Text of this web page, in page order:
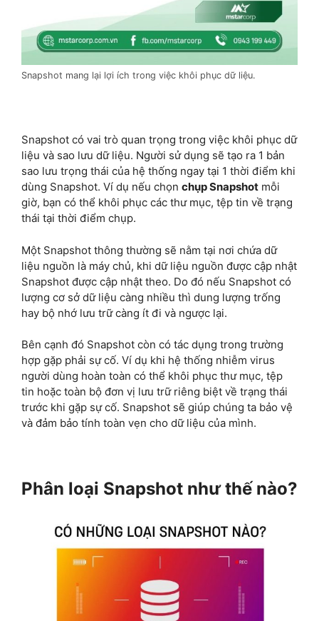
Snapshot mang lại lợi ích trong việc khôi phục dữ liệu.
Snapshot có vai trò quan trọng trong việc khôi phục dữ
liệu và sao lưu dữ liệu. Người sử dụng sẽ tạo ra 1 bản
sao lưu trọng thái của hệ thống ngay tại 1 thời điểm khi
dùng Snapshot. Ví dụ nếu chọn chụp Snapshot mỗi
giờ, bạn có thể khôi phục các thư mục, tệp tin về trạng
thái tại thời điểm chụp.
Một Snapshot thông thường sẽ nằm tại nơi chứa dữ
liệu nguồn là máy chủ, khi dữ liệu nguồn được cập nhật
Snapshot được cập nhật theo. Do đó nếu Snapshot có
lượng cơ sở dữ liệu càng nhiều thì dung lượng trống
hay bộ nhớ lưu trữ càng ít đi và ngược lại.
Bên cạnh đó Snapshot còn có tác dụng trong trường
hợp gặp phải sự cố. Ví dụ khi hệ thống nhiễm virus
người dùng hoàn toàn có thể khôi phục thư mục, tệp
tin hoặc toàn bộ đơn vị lưu trữ riêng biệt về trạng thái
trước khi gặp sự cố. Snapshot sẽ giúp chúng ta bảo vệ
và đảm bảo tính toàn vẹn cho dữ liệu của mình.
Phân loại Snapshot như thế nào?